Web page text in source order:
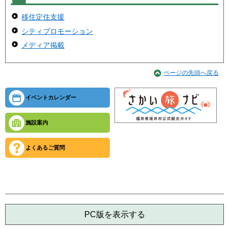
移住定住支援
シティプロモーション
メディア掲載
ページの先頭へ戻る
イベントカレンダー
施設案内
よくあるご質問
PC版を表示する